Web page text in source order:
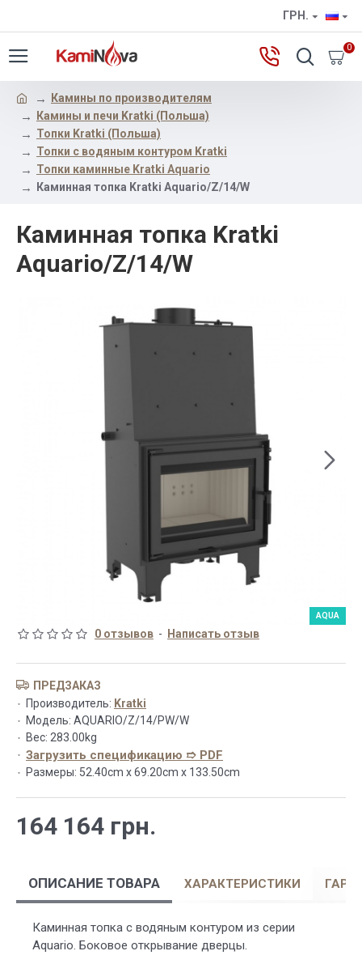
ГРН.
0
Камины по производителям
Камины и печи Kratki (Польша)
Топки Kratki (Польша)
Топки с водяным контуром Kratki
Топки каминные Kratki Aquario
Каминная топка Kratki Aquario/Z/14/W
Каминная топка Kratki
Aquario/Z/14/W
AQUA
0 отзывов - Написать отзыв
164 164 грн.
ПРЕДЗАКАЗ
Производитель: Kratki
Модель: AQUARIO/Z/14/PW/W
Вес: 283.00kg
Загрузить спецификацию ➱ PDF
Размеры: 52.40cm x 69.20cm x 133.50cm
ОПИСАНИЕ ТОВАРА ХАРАКТЕРИСТИКИ
Каминная топка с водяным контуром из серии
Aquario. Боковое открывание дверцы.